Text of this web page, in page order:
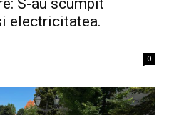
S-au scumpit
electricitatea.
0